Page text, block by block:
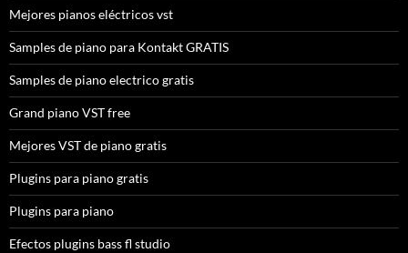
Mejores pianos eléctricos vst
Samples de piano para Kontakt GRATIS
Samples de piano electrico gratis
Grand piano VST free
Mejores VST de piano gratis
Plugins para piano gratis
Plugins para piano
Efectos plugins bass fl studio